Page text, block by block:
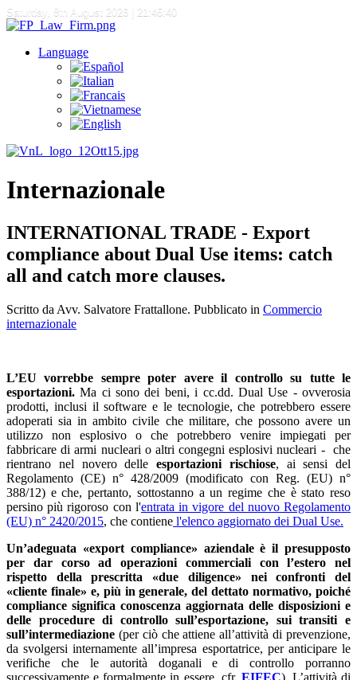
Saturday, 8th August 2026 | 21:45:40
Language
Internazionale
INTERNATIONAL TRADE - Export
compliance about Dual Use items: catch
all and catch more clauses.
Scritto da Avv. Salvatore Frattallone. Pubblicato in Commercio
internazionale
L’EU vorrebbe sempre poter avere il controllo su tutte le
esportazioni. Ma ci sono dei beni, i cc.dd. Dual Use - ovverosia
prodotti, inclusi il software e le tecnologie, che potrebbero essere
adoperati sia in ambito civile che militare, che possono avere un
utilizzo non esplosivo o che potrebbero venire impiegati per
fabbricare di armi nucleari o altri congegni esplosivi nucleari - che
rientrano nel novero delle esportazioni rischiose, ai sensi del
Regolamento (CE) n° 428/2009 (modificato con Reg. (EU) n°
388/12) e che, pertanto, sottostanno a un regime che è stato reso
persino più rigoroso con l'entrata in vigore del nuovo Regolamento
(EU) n° 2420/2015, che contiene l'elenco aggiornato dei Dual Use.
Un’adeguata «export compliance» aziendale è il presupposto
per dar corso ad operazioni commerciali con l’estero nel
rispetto della prescritta «due diligence» nei confronti del
«cliente finale» e, più in generale, del dettato normativo, poiché
compliance significa conoscenza aggiornata delle disposizioni e
delle procedure di controllo sull’esportazione, sui transiti e
sull’intermediazione (per ciò che attiene all’attività di prevenzione,
da svolgersi internamente all’impresa esportatrice, per anticipare le
verifiche che le autorità doganali e di controllo porranno
successivamente e formalmente in essere, cfr. EIFEC). L’attività di